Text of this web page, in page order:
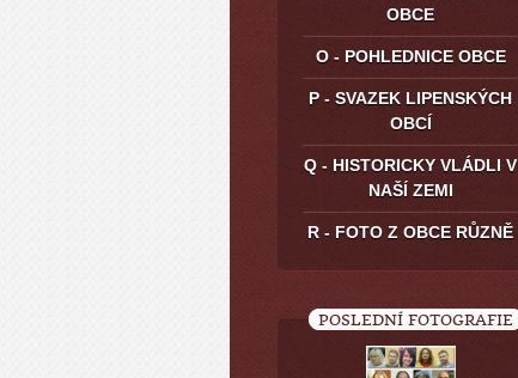
OBCE
O - POHLEDNICE OBCE
P - SVAZEK LIPENSKÝCH
OBCÍ
Q - HISTORICKY VLÁDLI V
NAŠÍ ZEMI
R - FOTO Z OBCE RŮZNĚ
POSLEDNÍ FOTOGRAFIE